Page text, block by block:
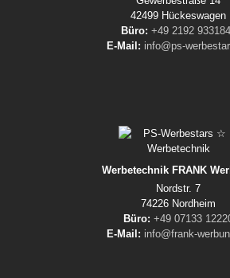
42499 Hückeswagen
Büro: +49 2192
E-Mail: info@ps-
Werbetechnik FRANK
Nordstr. 7
74226 Nordheim
Büro: +49 07133
E-Mail: info@frank-